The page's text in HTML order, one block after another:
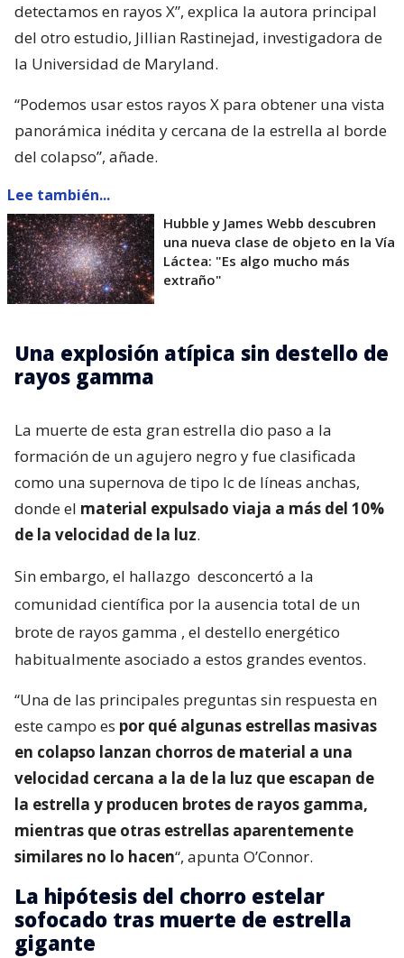
detectamos en rayos X”, explica la autora principal
del otro estudio, Jillian Rastinejad, investigadora de
la Universidad de Maryland.
“Podemos usar estos rayos X para obtener una vista
panorámica inédita y cercana de la estrella al borde
del colapso”, añade.
Lee también...
Hubble y James Webb descubren
una nueva clase de objeto en la Vía
Láctea: "Es algo mucho más
extraño"
Una explosión atípica sin destello de
rayos gamma
La muerte de esta gran estrella dio paso a la
formación de un agujero negro y fue clasificada
como una supernova de tipo Ic de líneas anchas,
donde el material expulsado viaja a más del 10%
de la velocidad de la luz.
Sin embargo, el hallazgo desconcertó a la
comunidad científica por la ausencia total de un
brote de rayos gamma , el destello energético
habitualmente asociado a estos grandes eventos.
“Una de las principales preguntas sin respuesta en
este campo es por qué algunas estrellas masivas
en colapso lanzan chorros de material a una
velocidad cercana a la de la luz que escapan de
la estrella y producen brotes de rayos gamma,
mientras que otras estrellas aparentemente
similares no lo hacen“, apunta O’Connor.
La hipótesis del chorro estelar
sofocado tras muerte de estrella
gigante